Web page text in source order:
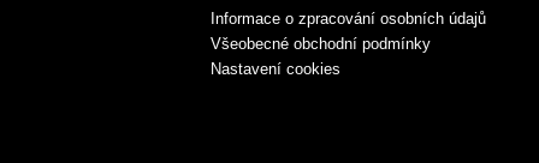
Informace o zpracování osobních údajů
Všeobecné obchodní podmínky
Nastavení cookies